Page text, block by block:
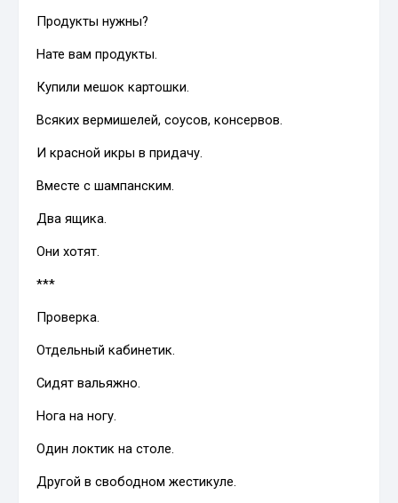
Продукты нужны?
Нате вам продукты.
Купили мешок картошки.
Всяких вермишелей, соусов, консервов.
И красной икры в придачу.
Вместе с шампанским.
Два ящика.
Они хотят.
***
Проверка.
Отдельный кабинетик.
Сидят вальяжно.
Нога на ногу.
Один локтик на столе.
Другой в свободном жестикуле.